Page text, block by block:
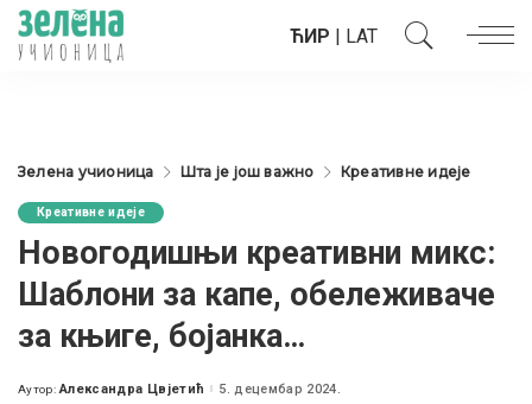
ЋИР | LAT
Зелена учионица Шта је још важно Креативне идеје
Креативне идеје
Новогодишњи креативни микс:
Шаблони за капе, обележиваче
за књиге, бојанка…
Posted
Аутор: Александра Цвјетић 5. децембар 2024.